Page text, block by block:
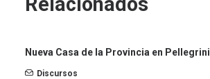
Nueva Casa de la Provincia en Pellegrini
Discursos